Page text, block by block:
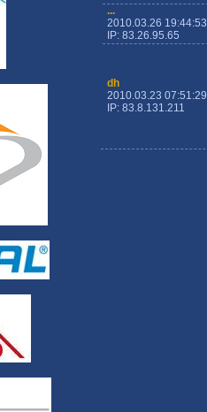
...
2010.03.26 19:44:53
IP: 83.26.95.65
dh
2010.03.23 07:51:29
IP: 83.8.131.211